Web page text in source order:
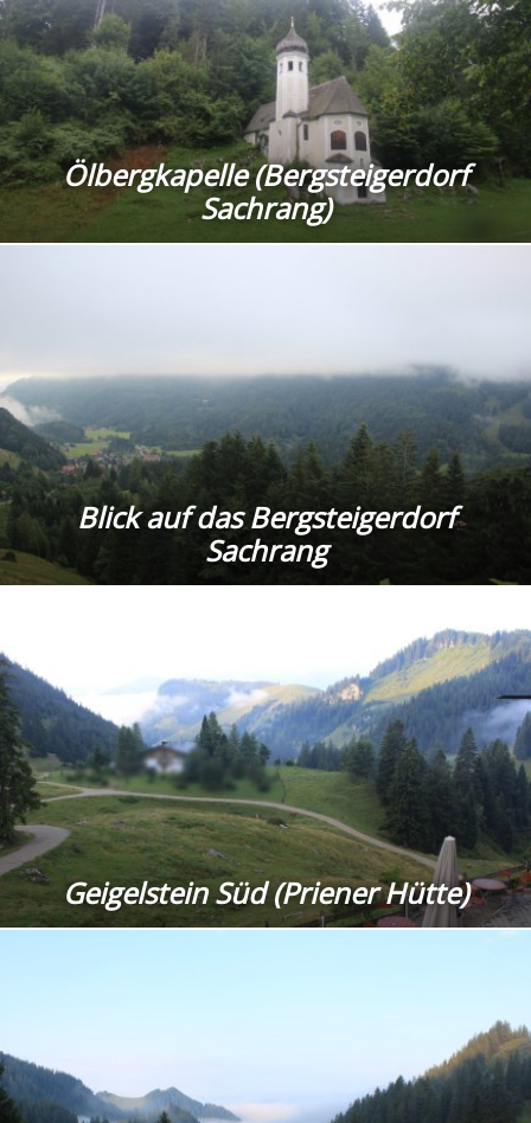
Ölbergkapelle (Bergsteigerdorf
Sachrang)
Blick auf das Bergsteigerdorf
Sachrang
Geigelstein Süd (Priener Hütte)